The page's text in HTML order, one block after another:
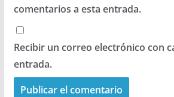
comentarios a esta entrada.
Recibir un correo electrónico con
entrada.